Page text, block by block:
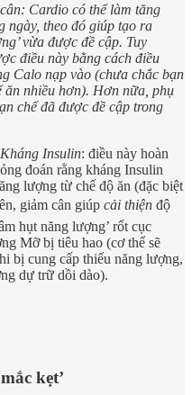
Cardio có thể làm tăng
ngày, theo đó giúp tạo ra
vừa được đề cập. Tuy
điều này bằng cách điều
Calo nạp vào (chưa chắc bạn
ăn nhiều hơn). Hơn nữa, phụ
chế đã được đề cập trong
Insulin: điều này hoàn
đoán rằng kháng Insulin
lượng từ chế độ ăn (đặc biệt
giảm cân giúp cải thiện độ
hụt năng lượng’ rốt cục
Mỡ bị tiêu hao (cơ thể sẽ
bị cung cấp thiếu năng lượng,
dự trữ dồi dào).
kẹt’